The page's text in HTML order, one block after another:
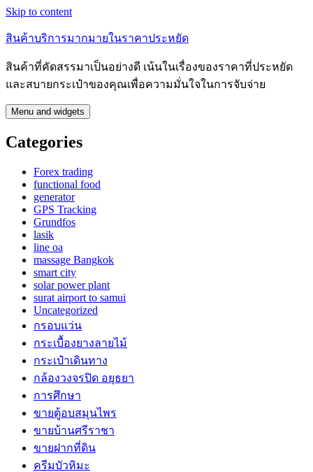
Skip to content
สินค้าบริการมากมายในราคาประหยัด
สินค้าที่คัดสรรมาเป็นอย่างดี เน้นในเรื่องของราคาที่ประหยัด
และสบายกระเป๋าของคุณเพื่อความมั่นใจในการจับจ่าย
Menu and widgets
Categories
Forex trading
functional food
generator
GPS Tracking
Grundfos
lasik
line oa
massage Bangkok
smart city
solar power plant
surat airport to samui
Uncategorized
กรอบแว่น
กระเบื้องยางลายไม้
กระเป๋าเดินทาง
กล้องวงจรปิด อยุธยา
การศึกษา
ขายตู้อบสมุนไพร
ขายบ้านศรีราชา
ขายฝากที่ดิน
ครีมบัวหิมะ